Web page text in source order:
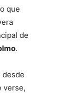
que
de
.
desde
verse,